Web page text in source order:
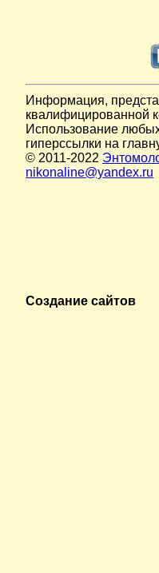
Информация,
квалифицированной
Использование
гиперссылки на
© 2011-2022
nikonaline@yandex.ru
Создание сайтов